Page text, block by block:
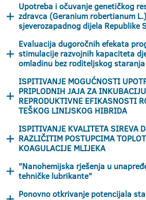
Upotreba i očuvanje genetičkog
zdravca (Geranium robertianum
sjeverozapadnog dijela Republike
Evaluacija dugoročnih efekata
stimulacije razvojnih kapaciteta
omladinu bez roditeljskog staranja
ISPITIVANJE MOGUĆNOSTI
PRIPLODNIH JAJA ZA
REPRODUKTIVNE EFIKASNOSTI
TEŠKOG LINIJSKOG HIBRIDA
ISPITIVANJE KVALITETA SIREVA
RAZLIČITIM POSTUPCIMA
KOAGULACIJE MLIJEKA
"Nanohemijska rješenja u
tehničke lubrikante"
Ponovno otkrivanje potencijala